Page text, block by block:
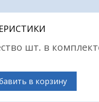
шт. в
в корзину